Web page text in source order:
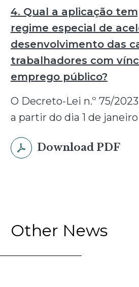
4. Qual a aplicação
regime especial de
desenvolvimento das
trabalhadores com
emprego público?
O Decreto-Lei n.º 75/
a partir do dia 1 de
Download PDF
Other News